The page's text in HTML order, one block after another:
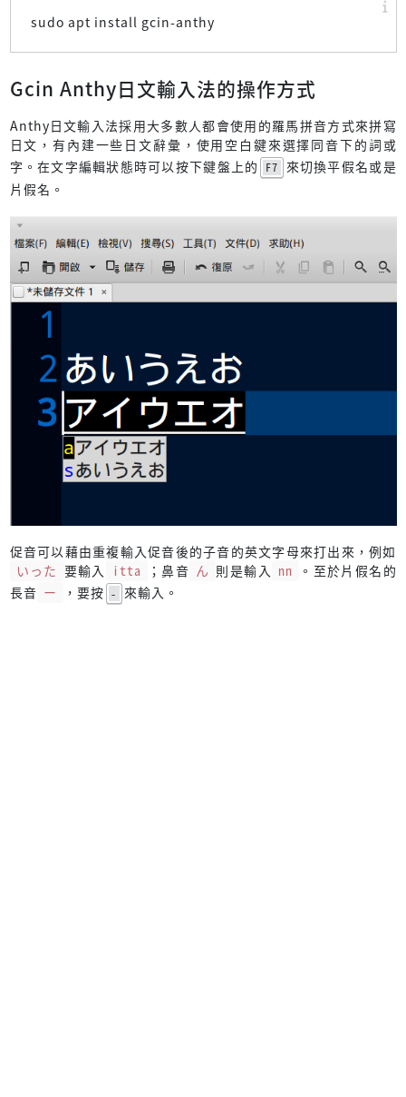
sudo apt install gcin-anthy
Gcin Anthy日文輸入法的操作方式
Anthy日文輸入法採用大多數人都會使用的羅馬拼音方式來拼寫
日文，有內建一些日文辭彙，使用空白鍵來選擇同音下的詞或
字。在文字編輯狀態時可以按下鍵盤上的
F7
來切換平假名或是
片假名。
促音可以藉由重複輸入促音後的子音的英文字母來打出來，例如
いった 要輸入 itta ；鼻音 ん 則是輸入 nn
。至於片假名的
長音 ー ，要按 - 來輸入。